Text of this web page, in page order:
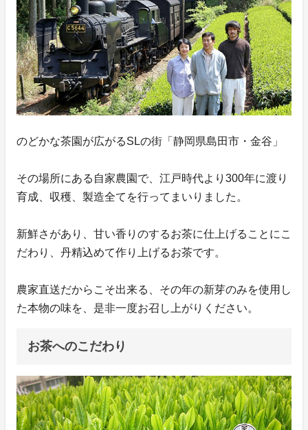
のどかな茶園が広がるSLの街「静岡県島田市・金谷」
その場所にある自家農園で、江戸時代より300年に渡り
育成、収穫、製造全てを行ってまいりました。
新鮮さがあり、甘い香りのするお茶に仕上げることにこ
だわり、丹精込めて作り上げるお茶です。
農家直送だからこそ出来る、その年の新芽のみを使用し
た本物の味を、是非一度お召し上がりください。
お茶へのこだわり